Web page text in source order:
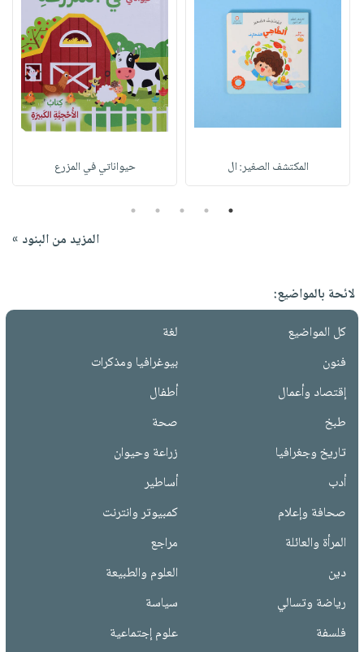
المكتشف الصغير: ال حيواناتي في المزرع
1
2
3
4
5
المزيد من البنود »
لائحة بالمواضيع:
كل المواضيع
لغة
فنون
بيوغرافيا ومذكرات
إقتصاد وأعمال
أطفال
طبخ
صحة
تاريخ وجغرافيا
زراعة وحيوان
أدب
أساطير
صحافة وإعلام
كمبيوتر وانترنت
المرأة والعائلة
مراجع
دين
العلوم والطبيعة
رياضة وتسالي
سياسة
فلسفة
علوم إجتماعية